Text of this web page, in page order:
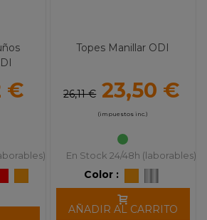
€
Topes Manillar ODI
26,11 € 23,50 €
(impuestos inc.)
En Stock 24/48h (laborables)
Color :
AÑADIR AL CARRITO